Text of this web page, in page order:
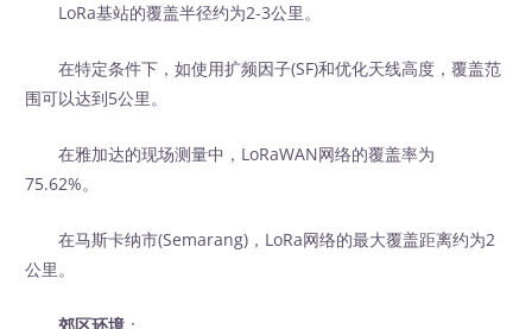
LoRa基站的覆盖半径约为2-3公里。
在特定条件下，如使用扩频因子(SF)和优化天线高度，覆盖范
围可以达到5公里。
在雅加达的现场测量中，LoRaWAN网络的覆盖率为
75.62%。
在马斯卡纳市(Semarang)，LoRa网络的最大覆盖距离约为2
公里。